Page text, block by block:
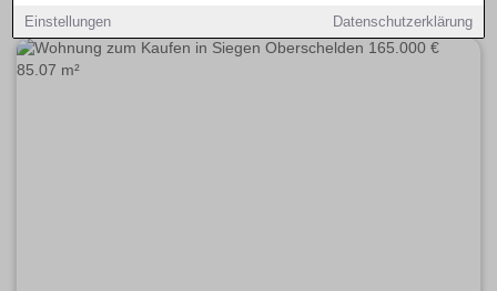
Einstellungen Datenschutzerklärung